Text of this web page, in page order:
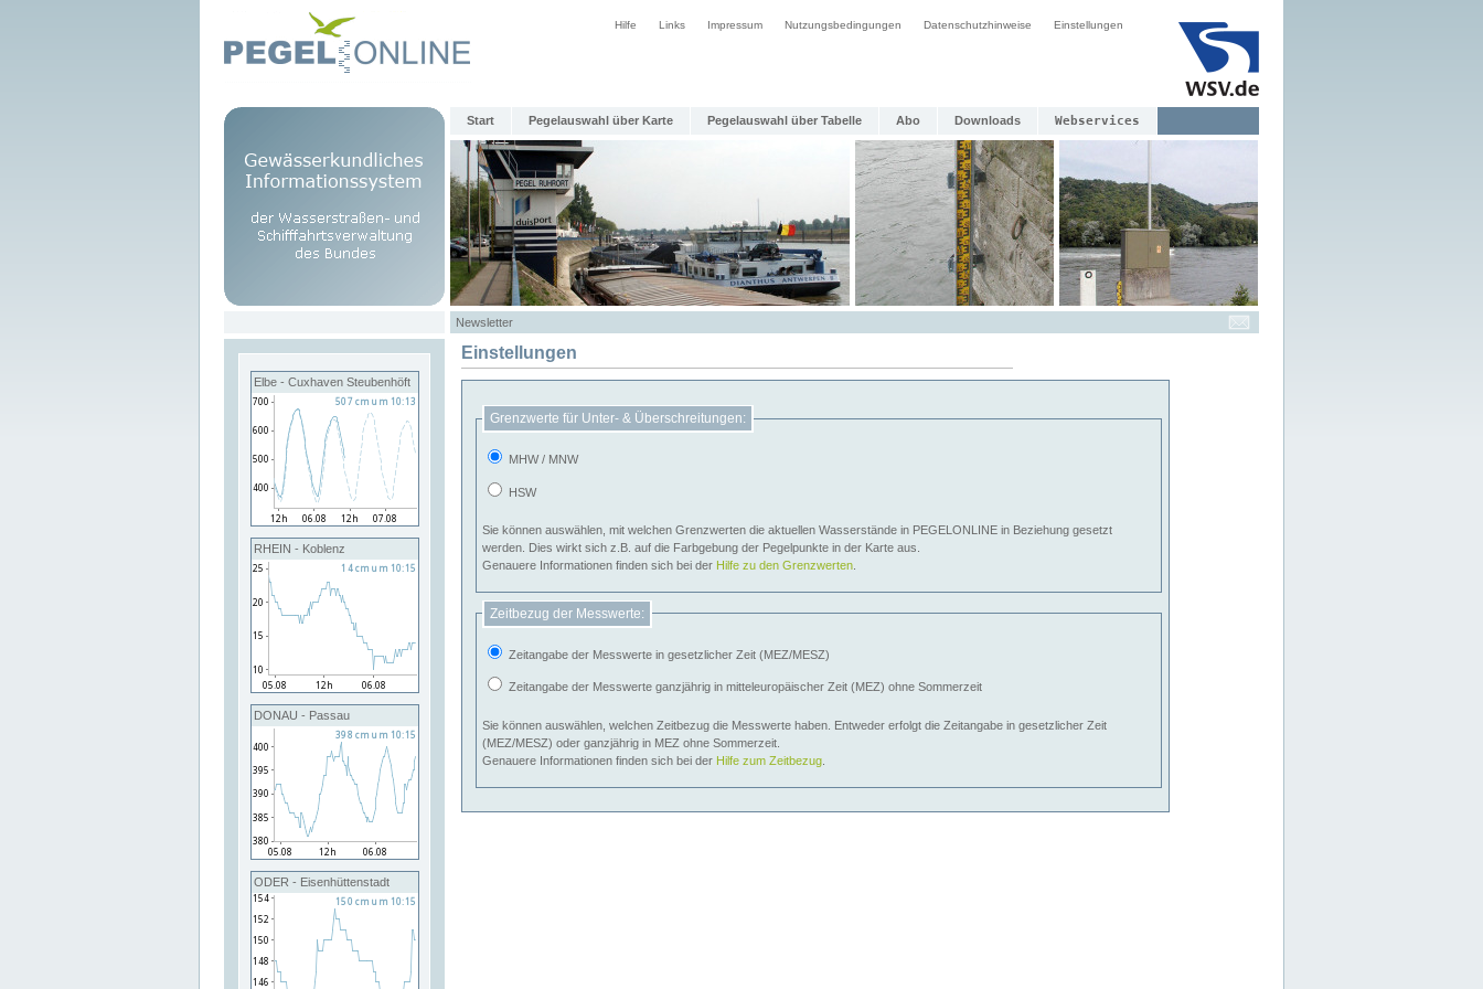
Hilfe Links Impressum Nutzungsbedingungen Datenschutzhinweise Einstellungen
Start Pegelauswahl über Karte Pegelauswahl über Tabelle Abo Downloads Webservices
Newsletter
Elbe - Cuxhaven Steubenhöft
RHEIN - Koblenz
DONAU - Passau
ODER - Eisenhüttenstadt
Einstellungen
Grenzwerte für Unter- & Überschreitungen:
MHW / MNW
HSW
Sie können auswählen, mit welchen Grenzwerten die aktuellen Wasserstände in PEGELONLINE in Beziehung gesetzt
werden. Dies wirkt sich z.B. auf die Farbgebung der Pegelpunkte in der Karte aus.
Genauere Informationen finden sich bei der Hilfe zu den Grenzwerten
Zeitbezug der Messwerte:
Zeitangabe der Messwerte in gesetzlicher Zeit (MEZ/MESZ)
Zeitangabe der Messwerte ganzjährig in mitteleuropäischer Zeit (MEZ) ohne Sommerzeit
Sie können auswählen, welchen Zeitbezug die Messwerte haben. Entweder erfolgt die Zeitangabe in gesetzlicher Zeit
(MEZ/MESZ) oder ganzjährig in MEZ ohne Sommerzeit.
Genauere Informationen finden sich bei der Hilfe zum Zeitbezug